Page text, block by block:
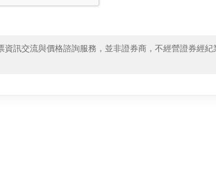
資訊交流與價格諮詢服務，並非證券商，不經營證券經